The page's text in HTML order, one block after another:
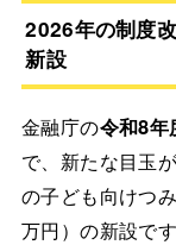
2026年の制度
新設
金融庁の令和8年
で、新たな目玉
の子ども向けつ
万円）の新設で